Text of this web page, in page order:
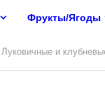
Фрукты/Ягоды
Луковичные и